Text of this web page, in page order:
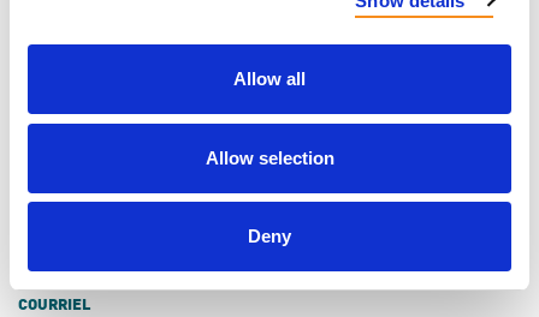
Allow all
Allow selection
Deny
NOM
COURRIEL